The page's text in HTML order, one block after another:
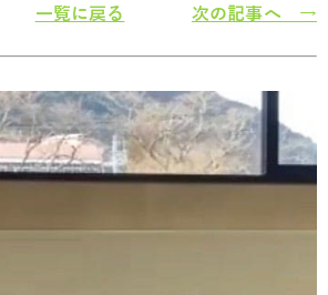
一覧に戻る 次の記事へ →